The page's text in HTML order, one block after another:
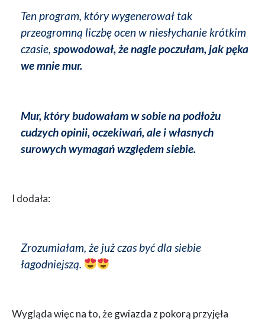
Ten program, który wygenerował tak
przeogromną liczbę ocen w niesłychanie krótkim
czasie, spowodował, że nagle poczułam, jak pęka
we mnie mur.
Mur, który budowałam w sobie na podłożu
cudzych opinii, oczekiwań, ale i własnych
surowych wymagań względem siebie.
I dodała:
Zrozumiałam, że już czas być dla siebie
łagodniejszą.
Wygląda więc na to, że gwiazda z pokorą przyjęła